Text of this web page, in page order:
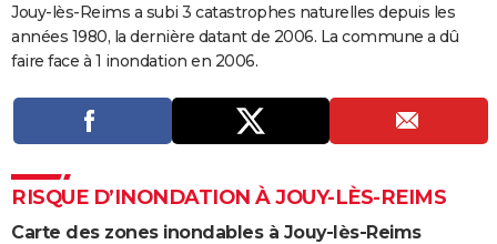
Dictionnaire
Biographies
Citations
Expressions
Proverbes
PROGRAMME TV
COPAINS D'AVANT
S'inscrire
Se connecter
Lycées
Collèges
Primaires
Universités
Entreprises
Service militaire
Avis de recherche
AVIS DE DÉCÈS
Bricolage
Lifestyle
Culture
Sport
Auto
Television
Voyage
Cinema
Jouy-lès-Reims a subi 3 catastrophes naturelles depuis les
années 1980, la dernière datant de 2006. La commune a dû
faire face à 1 inondation en 2006.
RISQUE D’INONDATION À JOUY-LÈS-REIMS
Carte des zones inondables à Jouy-lès-Reims